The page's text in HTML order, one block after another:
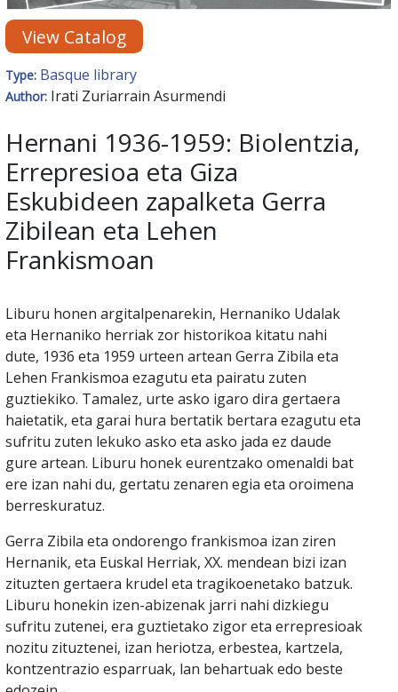
View Catalog
Type: Basque library
Author: Irati Zuriarrain Asurmendi
Hernani 1936-1959: Biolentzia,
Errepresioa eta Giza
Eskubideen zapalketa Gerra
Zibilean eta Lehen
Frankismoan
Liburu honen argitalpenarekin, Hernaniko Udalak
eta Hernaniko herriak zor historikoa kitatu nahi
dute, 1936 eta 1959 urteen artean Gerra Zibila eta
Lehen Frankismoa ezagutu eta pairatu zuten
guztiekiko. Tamalez, urte asko igaro dira gertaera
haietatik, eta garai hura bertatik bertara ezagutu eta
sufritu zuten lekuko asko eta asko jada ez daude
gure artean. Liburu honek eurentzako omenaldi bat
ere izan nahi du, gertatu zenaren egia eta oroimena
berreskuratuz.
Gerra Zibila eta ondorengo frankismoa izan ziren
Hernanik, eta Euskal Herriak, XX. mendean bizi izan
zituzten gertaera krudel eta tragikoenetako batzuk.
Liburu honekin izen-abizenak jarri nahi dizkiegu
sufritu zutenei, era guztietako zigor eta errepresioak
nozitu zituztenei, izan heriotza, erbestea, kartzela,
kontzentrazio esparruak, lan behartuak edo beste